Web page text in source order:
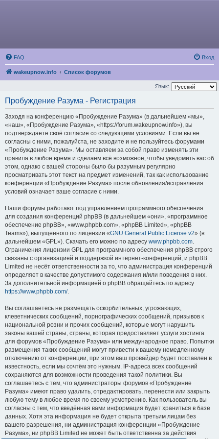
FAQ Вход
wakeupnow.info Список форумов
Язык:
Пробуждение Разума - Регистрация
Заходя на конференцию «Пробуждение Разума» (в дальнейшем «мы»,
«наш», «Пробуждение Разума», «https://forum.wakeupnow.info»), вы
подтверждаете своё согласие со следующими условиями. Если вы не
согласны с ними, пожалуйста, не заходите и не пользуйтесь форумами
«Пробуждение Разума». Мы оставляем за собой право изменять эти
правила в любое время и сделаем всё возможное, чтобы уведомить вас об
этом, однако с вашей стороны было бы разумным регулярно
просматривать этот текст на предмет изменений, так как использование
конференции «Пробуждение Разума» после обновления/исправления
условий означает ваше согласие с ними.
Наши форумы работают под управлением программного обеспечения
для создания конференций phpBB (в дальнейшем «они», «программное
обеспечение phpBB», «www.phpbb.com», «phpBB Limited», «phpBB
Teams»), выпущенного по лицензии «GNU General Public License v2» (в
дальнейшем «GPL»). Скачать его можно по адресу www.phpbb.com.
Ограничения лицензии GPL для программного обеспечения phpBB строго
связаны с организацией и поддержкой интернет-конференций, и phpBB
Limited не несёт ответственности за то, что администрация конференций
определяет в качестве допустимого содержания и/или поведения в них.
За дополнительной информацией о phpBB обращайтесь по адресу
https://www.phpbb.com/.
Вы соглашаетесь не размещать оскорбительных, угрожающих,
клеветнических сообщений, порнографических сообщений, призывов к
национальной розни и прочих сообщений, которые могут нарушить
законы вашей страны, страны, которая предоставляет услуги хостинга
для форумов «Пробуждение Разума» или международное право. Попытки
размещения таких сообщений могут привести к вашему немедленному
отключению от конференции, при этом ваш провайдер будет поставлен в
известность, если мы сочтём это нужным. IP-адреса всех сообщений
сохраняются для возможности проведения такой политики. Вы
соглашаетесь с тем, что администраторы форумов «Пробуждение
Разума» имеют право удалить, отредактировать, перенести или закрыть
любую тему в любое время по своему усмотрению. Как пользователь вы
согласны с тем, что введённая вами информация будет храниться в базе
данных. Хотя эта информация не будет открыта третьим лицам без
вашего разрешения, ни администрация конференции «Пробуждение
Разума», ни phpBB Limited не может быть ответственна за действия